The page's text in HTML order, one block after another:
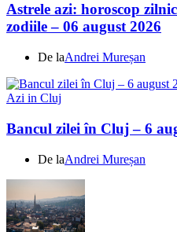
Astrele azi: horoscop
zodiile – 06 august 2026
De laAndrei Mureșan
Azi in Cluj
Bancul zilei în Cluj – 6
De laAndrei Mureșan